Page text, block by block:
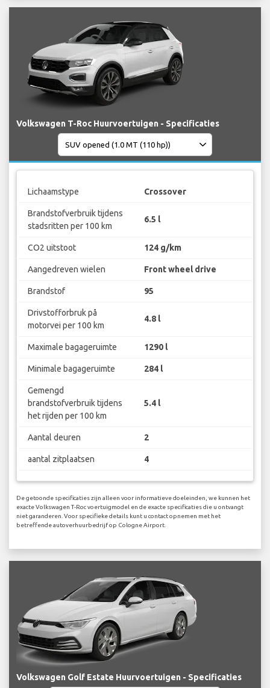
Volkswagen T-Roc Huurvoertuigen - Specificaties
Lichaamstype Crossover
Brandstofverbruik tijdens
stadsritten per 100 km
6.5 l
CO2 uitstoot 124 g/km
Aangedreven wielen Front wheel drive
Brandstof 95
Drivstofforbruk på
motorvei per 100 km
4.8 l
Maximale bagageruimte 1290 l
Minimale bagageruimte 284 l
Gemengd
brandstofverbruik tijdens
het rijden per 100 km
5.4 l
Aantal deuren 2
aantal zitplaatsen 4
De getoonde specificaties zijn alleen voor informatieve doeleinden, we kunnen het
exacte Volkswagen T-Roc voertuigmodel en de exacte specificaties die u ontvangt
niet garanderen. Voor specifieke details kunt u contact opnemen met het
betreffende autoverhuurbedrijf op Cologne Airport.
Volkswagen Golf Estate Huurvoertuigen - Specificaties